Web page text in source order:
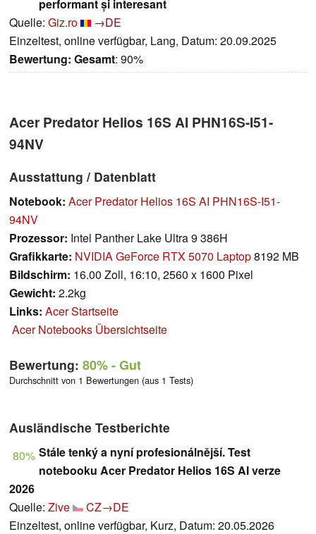
performant și interesant
Quelle: Giz.ro
→DE
Einzeltest, online verfügbar, Lang, Datum: 20.09.2025
Bewertung: Gesamt: 90%
Acer Predator Helios 16S AI PHN16S-I51-
94NV
Ausstattung / Datenblatt
Notebook: Acer Predator Helios 16S AI PHN16S-I51-
94NV
Prozessor: Intel Panther Lake Ultra 9 386H
Grafikkarte: NVIDIA GeForce RTX 5070 Laptop8192 MB
Bildschirm: 16.00 Zoll, 16:10, 2560 x 1600 Pixel
Gewicht: 2.2kg
Links: Acer Startseite
Acer Notebooks Übersichtseite
Bewertung: 80%- Gut
Durchschnitt von 1 Bewertungen (aus 1 Tests)
Ausländische Testberichte
80% Stále tenký a nyní profesionálnější. Test
notebooku Acer Predator Helios 16S AI verze
2026
Quelle: Zive
CZ→DE
Einzeltest, online verfügbar, Kurz, Datum: 20.05.2026